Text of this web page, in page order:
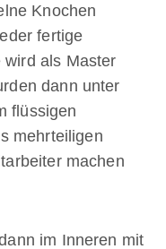
Knochen
fertige
wird als Master
dann unter
flüssigen
mehrteiligen
machen
im Inneren mit